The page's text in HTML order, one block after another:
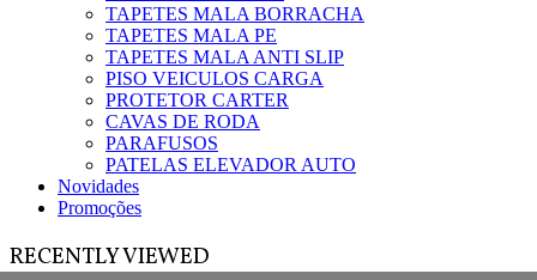
TAPETES MALA BORRACHA
TAPETES MALA PE
TAPETES MALA ANTI SLIP
PISO VEICULOS CARGA
PROTETOR CARTER
CAVAS DE RODA
PARAFUSOS
PATELAS ELEVADOR AUTO
Novidades
Promoções
RECENTLY VIEWED